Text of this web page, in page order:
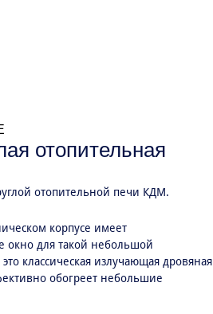
отопительная
отопительной печи КДМ.
корпусе имеет
окно для такой небольшой
классическая излучающая дровяная
обогреет небольшие